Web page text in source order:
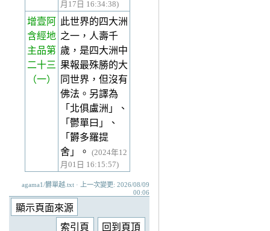
月17日 16:34:38)
增壹阿
含經地
主品第
二十三
（一）
此世界的四大洲
之一，人壽千
歲，是四大洲中
果報最殊勝的大
同世界，但沒有
佛法。另譯為
「北俱盧洲」、
「鬱單曰」、
「欝多羅提
舍」。
(2024年12
月01日 16:15:57)
agama1/欝單越.txt · 上一次變更: 2026/08/09
00:06